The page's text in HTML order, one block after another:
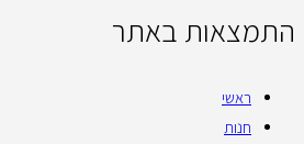
התמצאות באתר
ראשי
חנות